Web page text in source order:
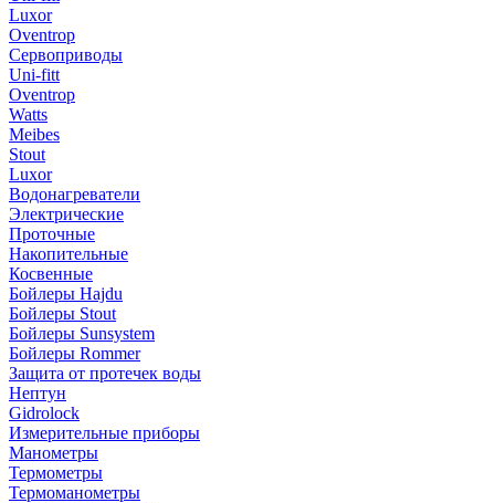
Luxor
Oventrop
Сервоприводы
Uni-fitt
Oventrop
Watts
Meibes
Stout
Luxor
Водонагреватели
Электрические
Проточные
Накопительные
Косвенные
Бойлеры Hajdu
Бойлеры Stout
Бойлеры Sunsystem
Бойлеры Rommer
Защита от протечек воды
Нептун
Gidrolock
Измерительные приборы
Манометры
Термометры
Термоманометры